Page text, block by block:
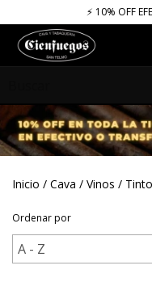
⚡​​​ 10% OFF
Inicio / Cava / Vinos /
Ordenar por